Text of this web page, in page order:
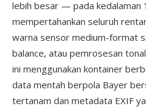
lebih besar — pada kedalaman
mempertahankan seluruh
warna sensor medium-format
balance, atau pemrosesan
ini menggunakan kontainer
data mentah berpola Bayer
tertanam dan metadata EXIF